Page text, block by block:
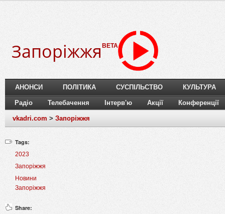
Запоріжжя BETA
АНОНСИ ПОЛІТИКА СУСПІЛЬСТВО КУЛЬТУРА
Радіо Телебачення Інтерв'ю Акції Конференції
vkadri.com > Запоріжжя
Tags:
2023
Запоріжжя
Новини
Запоріжжя
Share: